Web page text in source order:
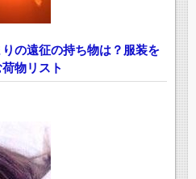
の遠征の持ち物は？服装を
物リスト